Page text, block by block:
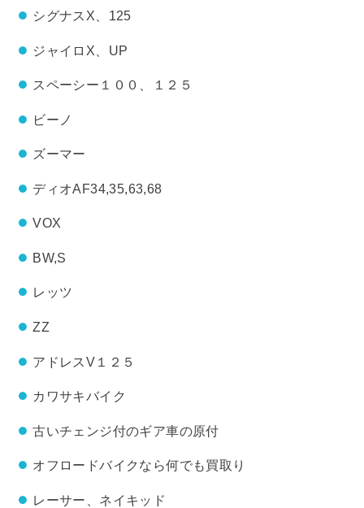
シグナスX、125
ジャイロX、UP
スペーシー１００、１２５
ビーノ
ズーマー
ディオAF34,35,63,68
VOX
BW,S
レッツ
ZZ
アドレスV１２５
カワサキバイク
古いチェンジ付のギア車の原付
オフロードバイクなら何でも買取り
レーサー、ネイキッド